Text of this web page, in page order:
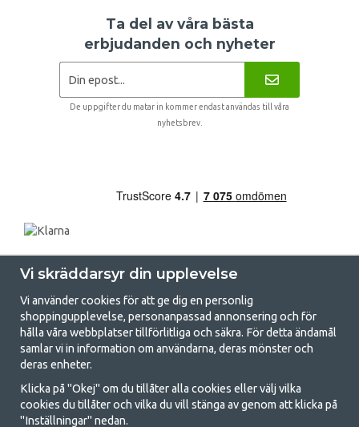
Ta del av våra bästa
erbjudanden och nyheter
De uppgifter du matar in kommer endast användas till våra
nyhetsbrev.
GetCamping.se - Din butik för camping
och uteliv
Att campa kan antingen vara en livsstil eller ett sätt att samla familjen
Vi skräddarsyr din upplevelse
Vi använder cookies för att ge dig en personlig
shoppingupplevelse, personanpassad annonsering och för
hålla våra webbplatser tillförlitliga och säkra. För detta ändamål
samlar vi in information om användarna, deras mönster och
deras enheter.
Klicka på "Okej" om du tillåter alla cookies eller välj vilka
cookies du tillåter och vilka du vill stänga av genom att klicka på
"Inställningar" nedan.